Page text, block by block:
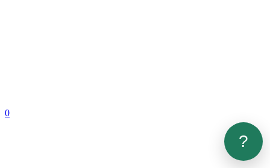
0
?